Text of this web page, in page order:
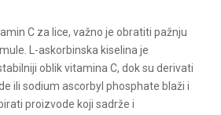
C za lice, važno je obratiti pažnju
L-askorbinska kiselina je
oblik vitamina C, dok su derivati
ili sodium ascorbyl phosphate blaži i
proizvode koji sadrže i